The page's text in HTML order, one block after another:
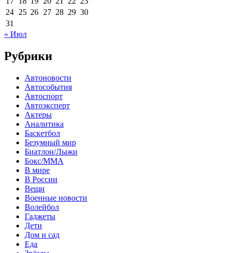
24 25 26 27 28 29 30
31
« Июл
Рубрики
Автоновости
Автособытия
Автоспорт
Автоэксперт
Актеры
Аналитика
Баскетбол
Безумный мир
Биатлон/Лыжи
Бокс/MMA
В мире
В России
Вещи
Военные новости
Волейбол
Гаджеты
Дети
Дом и сад
Еда